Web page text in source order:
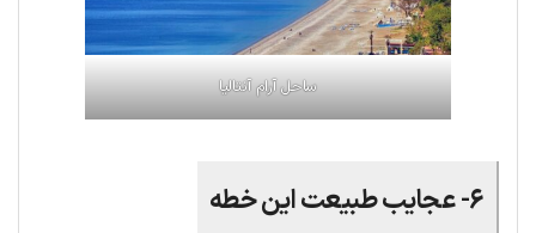
ساحل آرام آنتالیا
۶- عجایب طبیعت این خطه